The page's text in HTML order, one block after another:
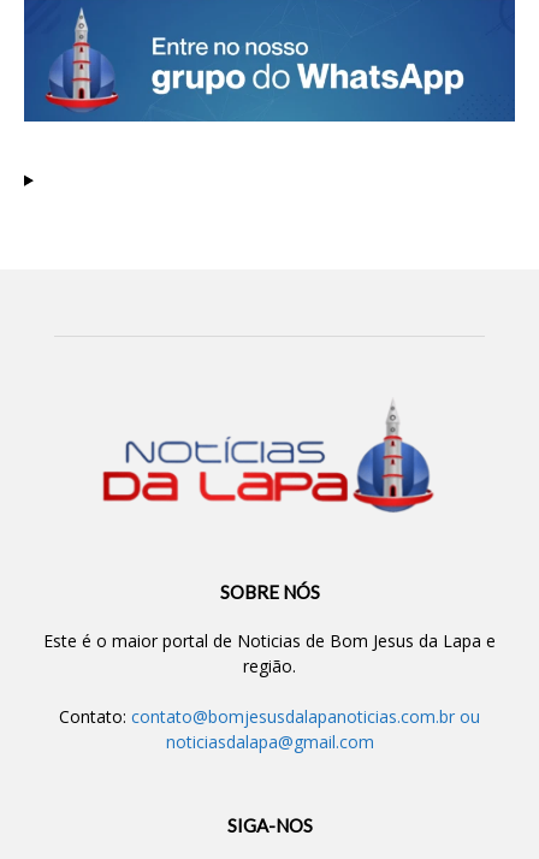
SOBRE NÓS
Este é o maior portal de Noticias de Bom Jesus da Lapa e
região.
Contato: contato@bomjesusdalapanoticias.com.br ou
noticiasdalapa@gmail.com
SIGA-NOS